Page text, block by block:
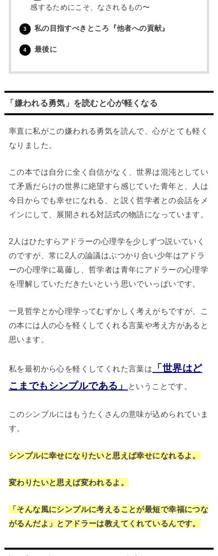
感するためにこそ、なされるもの〜
3 私の目指すべきところ『他者への貢献』
4 最後に
「嫌われる勇気」を読むと心が軽くなる
率直に私がこの嫌われる勇気を読んで、心がとても軽く
なりました。
この本では自分に全く自信がなく、世界は混沌としてい
て矛盾だらけの世界に絶望すら感じていた青年と、人は
今日からでも幸せになれる、と説く哲学者との会話をメ
インにして、展開される対話式の物語になっています。
2人はひたすらアドラーの心理学を少しずつ説いていく
のですが、常に2人の論議はぶつかり合い少年はアドラ
ーの心理学に葛藤し、哲学者は青年にアドラーの心理学
を理解していただきたいという思いでいっぱいです。
一見哲学とか心理学ってむずかしく考えがちですが、こ
の本には人の心を軽くしてくれる言葉や考え方があると
思います。
私を最初から心を軽くしてくれた言葉は
「世界はど
こまでもシンプルである」
ということです。
このシンプルにはもうたくさんの意味が込められていま
す。
シンプルに幸せになりたいと思えば幸せになれるよ。
変わりたいと思えば変われるよ。
「そんな風にシンプルに考えることが最短で幸福につな
がるんだよ」とアドラーは教えてくれているんです。